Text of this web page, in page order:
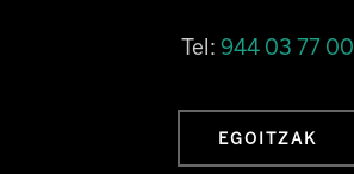
Tel: 944 03 77 00
EGOITZAK